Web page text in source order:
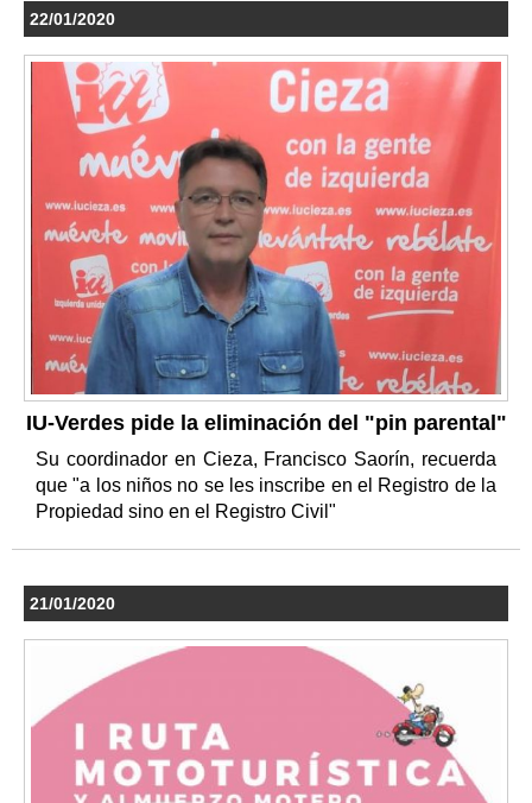
22/01/2020
IU-Verdes pide la eliminación del "pin parental"
Su coordinador en Cieza, Francisco Saorín, recuerda
que "a los niños no se les inscribe en el Registro de la
Propiedad sino en el Registro Civil"
21/01/2020